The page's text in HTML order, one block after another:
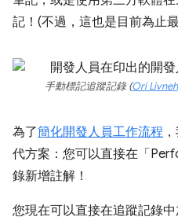
記！(不過，這也是目前為止最
手動標記追蹤記錄 (Ori Livneh
為了簡化開發人員工作流程
代方案：您可以直接在「
錄新增註解！
您現在可以直接在追蹤記錄